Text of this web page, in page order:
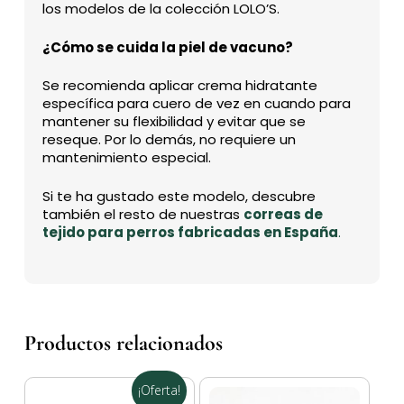
los modelos de la colección LOLO’S.
¿Cómo se cuida la piel de vacuno?
Se recomienda aplicar crema hidratante
específica para cuero de vez en cuando para
mantener su flexibilidad y evitar que se
reseque. Por lo demás, no requiere un
mantenimiento especial.
Si te ha gustado este modelo, descubre
también el resto de nuestras correas de
tejido para perros fabricadas en España.
Productos relacionados
¡Oferta!